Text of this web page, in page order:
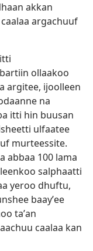
akkan
argachuuf
ollaakoo
argitee, ijoolleen
na
itti hin buusan
ulfaatee
murteessite.
abbaa 100 lama
salphaatti
yeroo dhuftu,
baayʼee
taʼan
caalaa kan